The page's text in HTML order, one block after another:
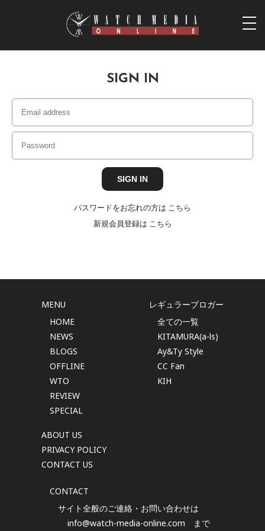
SIGN IN
パスワードをお忘れの方は こちら
新規会員登録は こちら
MENU
HOME
NEWS
BLOGS
OFFLINE
WTO
REVIEW
SPECIAL
ABOUT US
PRIVACY POLICY
CONTACT US
レギュラーブロガー
全ての一覧
KITAMURA(a-ls)
Ay&Ty Style
CC Fan
KIH
CONTACT
サイト全般のご連絡・お問い合わせは
info@watch-media-online.com まで